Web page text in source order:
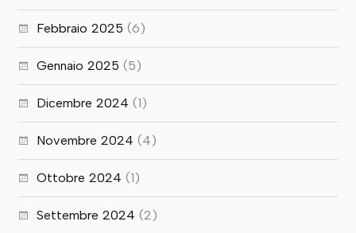
Febbraio 2025 (6)
Gennaio 2025 (5)
Dicembre 2024 (1)
Novembre 2024 (4)
Ottobre 2024 (1)
Settembre 2024 (2)